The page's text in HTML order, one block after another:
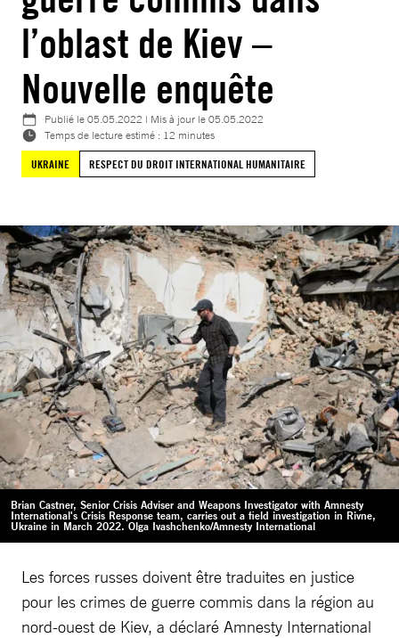
l’oblast de Kiev –
Nouvelle enquête
Publié le05.05.2022 | Mis à jour le05.05.2022
Temps de lecture estimé : 12 minutes
UKRAINE
RESPECT DU DROIT INTERNATIONAL HUMANITAIRE
Brian Castner, Senior Crisis Adviser and Weapons Investigator with Amnesty
International's Crisis Response team, carries out a field investigation in Rivne,
Ukraine in March 2022. Olga Ivashchenko/Amnesty International
Les forces russes doivent être traduites en justice
pour les crimes de guerre commis dans la région au
nord-ouest de Kiev, a déclaré Amnesty International